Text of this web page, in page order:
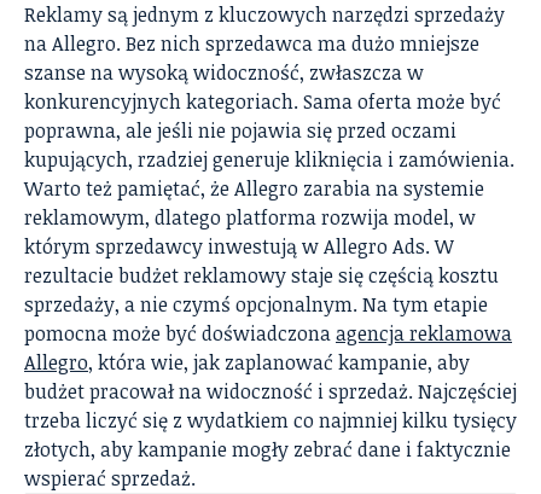
Reklamy są jednym z kluczowych narzędzi sprzedaży
na Allegro. Bez nich sprzedawca ma dużo mniejsze
szanse na wysoką widoczność, zwłaszcza w
konkurencyjnych kategoriach. Sama oferta może być
poprawna, ale jeśli nie pojawia się przed oczami
kupujących, rzadziej generuje kliknięcia i zamówienia.
Warto też pamiętać, że Allegro zarabia na systemie
reklamowym, dlatego platforma rozwija model, w
którym sprzedawcy inwestują w Allegro Ads. W
rezultacie budżet reklamowy staje się częścią kosztu
sprzedaży, a nie czymś opcjonalnym. Na tym etapie
pomocna może być doświadczonaagencja reklamowa
Allegro, która wie, jak zaplanować kampanie, aby
budżet pracował na widoczność i sprzedaż. Najczęściej
trzeba liczyć się z wydatkiem co najmniej kilku tysięcy
złotych, aby kampanie mogły zebrać dane i faktycznie
wspierać sprzedaż.